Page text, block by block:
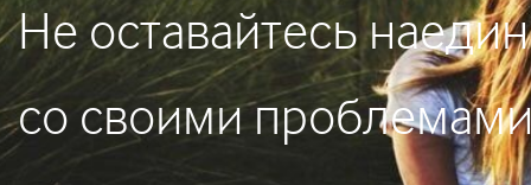
Не оставайтесь
со своими